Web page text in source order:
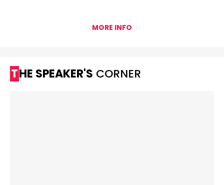
MORE INFO
THE SPEAKER'S CORNER